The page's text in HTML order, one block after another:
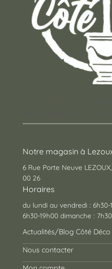
Notre magasin à
6 Rue Porte Neuve
00 26
Horaires
du lundi au vendredi : 6h30-
6h30-19h00 dimanche :
Actualités/Blog Côté Déco
Nous contacter